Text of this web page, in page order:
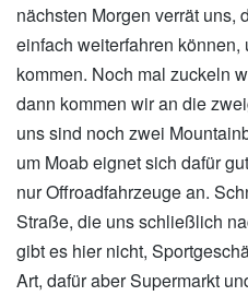
nächsten Morgen verrät uns,
einfach weiterfahren können,
kommen. Noch mal zuckeln
dann kommen wir an die
uns sind noch zwei
um Moab eignet sich dafür
nur Offroadfahrzeuge an.
Straße, die uns schließlich
gibt es hier nicht,
Art, dafür aber Supermarkt